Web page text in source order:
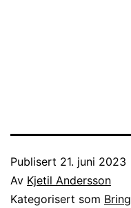
Publisert 21. juni 2023
Av Kjetil Andersson
Kategorisert som Bring